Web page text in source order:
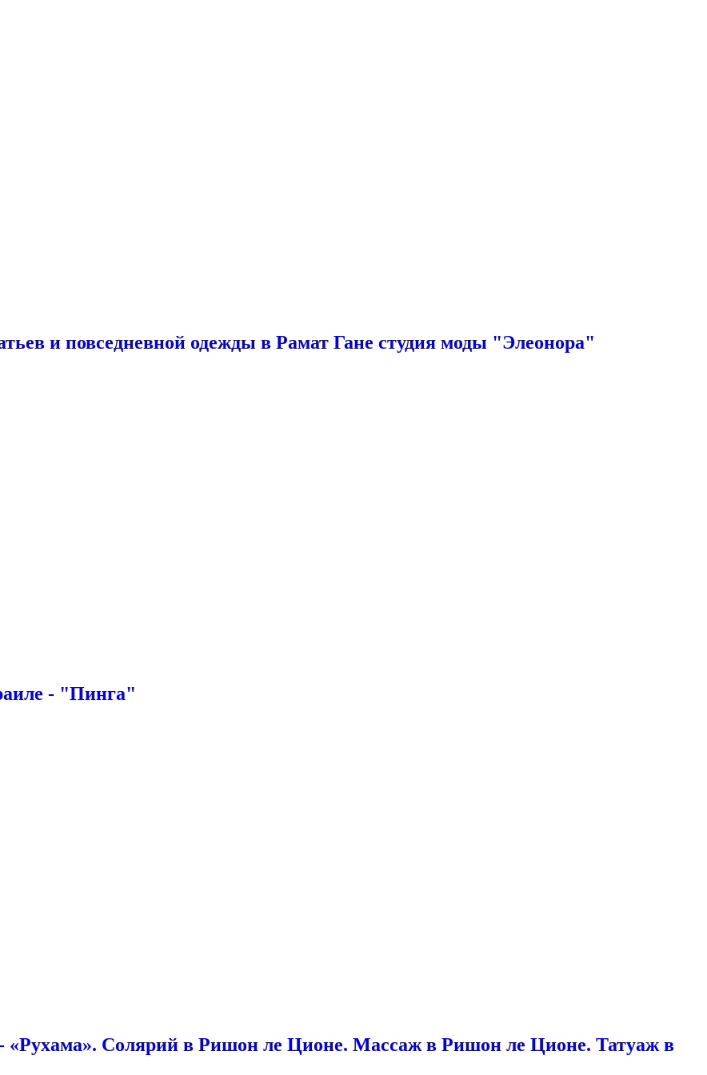
и повседневной одежды в Рамат Гане студия моды "Элеонора"
- "Пинга"
«Рухама». Солярий в Ришон ле Ционе. Массаж в Ришон ле Ционе. Татуаж в